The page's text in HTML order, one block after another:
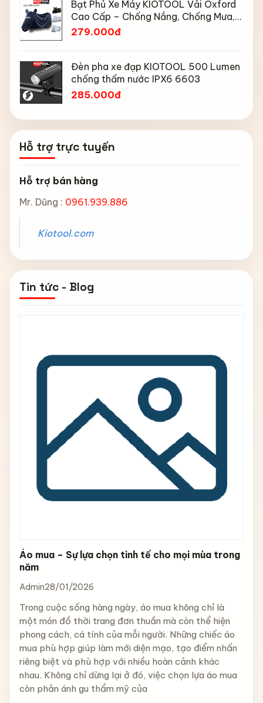
Bạt Phủ Xe Máy KIOTOOL Vải Oxford
Cao Cấp – Chống Nắng, Chống Mưa,
Chống Bụi, Chống Tia UV, Có Phản
279.000đ
Đèn pha xe đạp KIOTOOL 500 Lumen
chống thấm nước IPX6 6603
285.000đ
Hỗ trợ trực tuyến
Hỗ trợ bán hàng
Mr. Dũng : 0961.939.886
Kiotool.com
Tin tức - Blog
Áo mua – Sự lựa chọn tinh tế cho mọi mùa trong
năm
Admin28/01/2026
Trong cuộc sống hàng ngày, áo mua không chỉ là
một món đồ thời trang đơn thuần mà còn thể hiện
phong cách, cá tính của mỗi người. Những chiếc áo
mua phù hợp giúp làm mới diện mạo, tạo điểm nhấn
riêng biệt và phù hợp với nhiều hoàn cảnh khác
nhau. Không chỉ dừng lại ở đó, việc chọn lựa áo mua
còn phản ánh gu thẩm mỹ của